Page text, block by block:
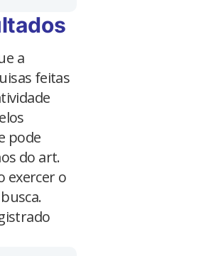
a
feitas
pode
do art.
exercer o